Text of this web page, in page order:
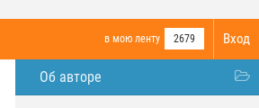
Вход
в мою ленту 2679
Об авторе